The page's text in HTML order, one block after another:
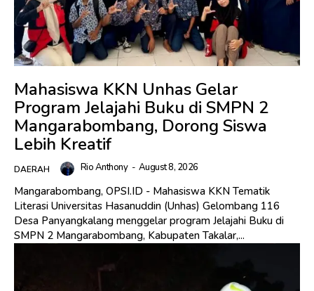
Mahasiswa KKN Unhas Gelar
Program Jelajahi Buku di SMPN 2
Mangarabombang, Dorong Siswa
Lebih Kreatif
DAERAH Rio Anthony - August 8, 2026
Mangarabombang, OPSI.ID - Mahasiswa KKN Tematik
Literasi Universitas Hasanuddin (Unhas) Gelombang 116
Desa Panyangkalang menggelar program Jelajahi Buku di
SMPN 2 Mangarabombang, Kabupaten Takalar,...